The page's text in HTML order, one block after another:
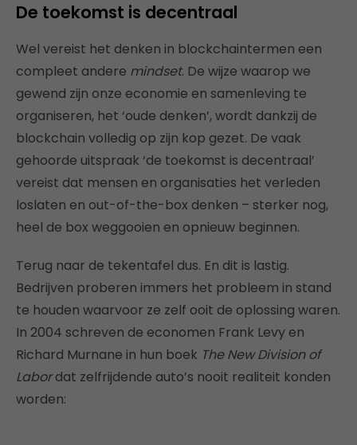
De toekomst is decentraal
Wel vereist het denken in blockchaintermen een
compleet andere mindset. De wijze waarop we
gewend zijn onze economie en samenleving te
organiseren, het ‘oude denken’, wordt dankzij de
blockchain volledig op zijn kop gezet. De vaak
gehoorde uitspraak ‘de toekomst is decentraal’
vereist dat mensen en organisaties het verleden
loslaten en out-of-the-box denken – sterker nog,
heel de box weggooien en opnieuw beginnen.
Terug naar de tekentafel dus. En dit is lastig.
Bedrijven proberen immers het probleem in stand
te houden waarvoor ze zelf ooit de oplossing waren.
In 2004 schreven de economen Frank Levy en
Richard Murnane in hun boek The New Division of
Labordat zelfrijdende auto’s nooit realiteit konden
worden: